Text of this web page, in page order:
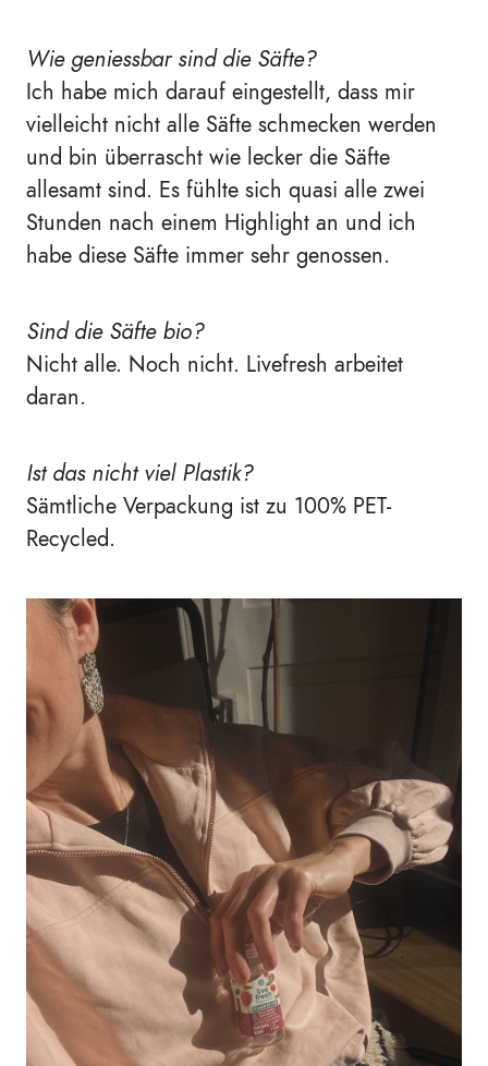
Wie geniessbar sind die Säfte?
Ich habe mich darauf eingestellt, dass mir
vielleicht nicht alle Säfte schmecken werden
und bin überrascht wie lecker die Säfte
allesamt sind. Es fühlte sich quasi alle zwei
Stunden nach einem Highlight an und ich
habe diese Säfte immer sehr genossen.
Sind die Säfte bio?
Nicht alle. Noch nicht. Livefresh arbeitet
daran.
Ist das nicht viel Plastik?
Sämtliche Verpackung ist zu 100% PET-
Recycled.